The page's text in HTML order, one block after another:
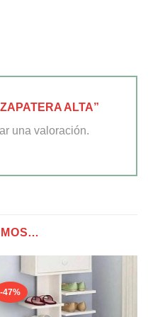
ALTA”
una valoración.
-47%